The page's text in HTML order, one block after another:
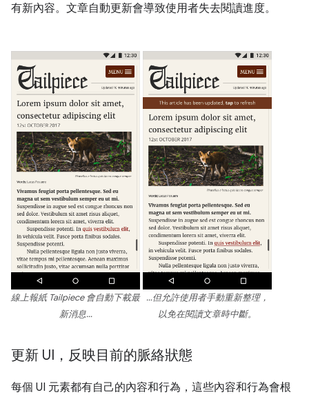
有新內容。文章自動更新會導致使用者失去閱讀進度。
線上報紙 Tailpiece 會自動下載最
新消息…
…但允許使用者手動重新整理，
以免在閱讀文章時中斷。
更新 UI，反映目前的脈絡狀態
每個 UI 元素都有自己的內容和行為，這些內容和行為會根